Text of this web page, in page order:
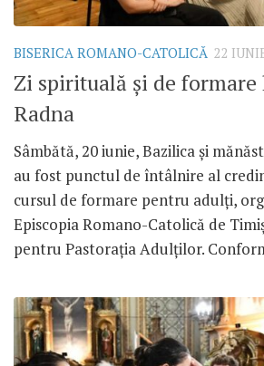
BISERICA ROMANO-CATOLICĂ 22
Zi spirituală și de formare
Radna
Sâmbătă, 20 iunie, Bazilica și
au fost punctul de întâlnire al
cursul de formare pentru adulți,
Episcopia Romano-Catolică de
pentru Pastorația Adulților.